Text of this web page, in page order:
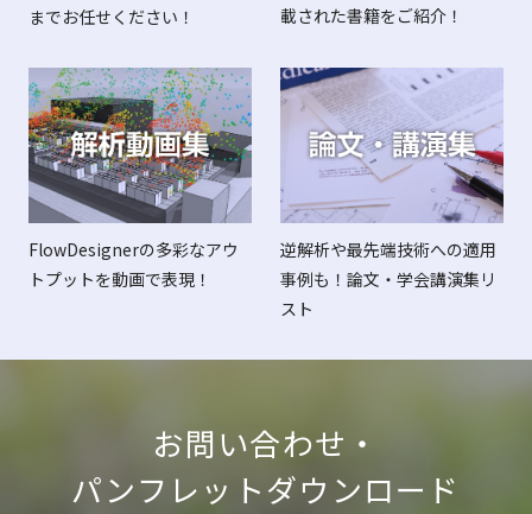
までお任せください！
載された書籍をご紹介！
FlowDesignerの多彩なアウ
トプットを動画で表現！
逆解析や最先端技術への適用
事例も！論文・学会講演集リ
スト
お問い合わせ・
パンフレットダウンロード